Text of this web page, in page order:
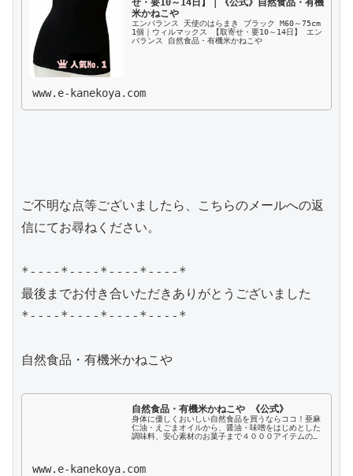
せ・要10～14日】｜《公式》自然食品・有機
米かねこや
エンバランス 天使のはらまき ブラック M60～75cm
1個｜ウィルマックス 【取寄せ・要10～14日】 エン
バランス 自然食品・有機米かねこや
www.e-kanekoya.com
ご不明な点等ございましたら、こちらのメールへの返
信にてお尋ねください。
*----*----*----*----*
最後までお付き合いただきありがとうございました
*----*----*----*----*
自然食品・有機米かねこや
自然食品・有機米かねこや 《公式》
身体に優しくおいしい自然食品を買うならココ！亜麻
仁油・えごまオイルから、醤油・味噌をはじめとした
調味料、安心素材のお菓子まで４０００アイテムの品
www.e-kanekoya.com